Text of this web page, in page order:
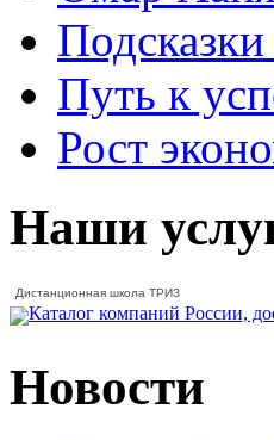
Путь к
Рост
Наши
Дистанционная школа ТРИЗ
Новости